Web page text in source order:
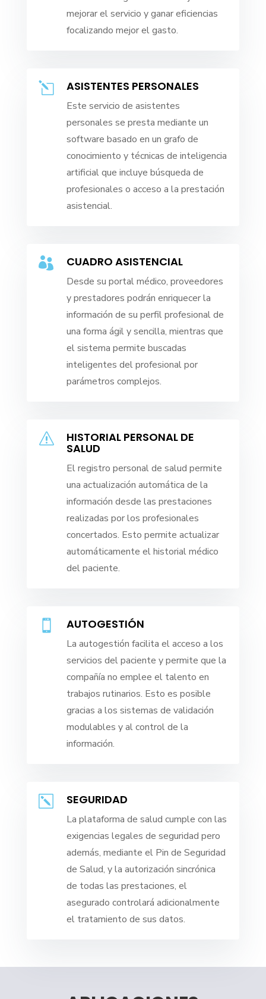
mejorar el servicio y ganar eficiencias
focalizando mejor el gasto.
l ASISTENTES PERSONALES
Este servicio de asistentes
personales se presta mediante un
software basado en un grafo de
conocimiento y técnicas de inteligencia
artificial que incluye búsqueda de
profesionales o acceso a la prestación
asistencial.
 CUADRO ASISTENCIAL
Desde su portal médico, proveedores
y prestadores podrán enriquecer la
información de su perfil profesional de
una forma ágil y sencilla, mientras que
el sistema permite buscadas
inteligentes del profesional por
parámetros complejos.
s HISTORIAL PERSONAL DE
SALUD
El registro personal de salud permite
una actualización automática de la
información desde las prestaciones
realizadas por los profesionales
concertados. Esto permite actualizar
automáticamente el historial médico
del paciente.
 AUTOGESTIÓN
La autogestión facilita el acceso a los
servicios del paciente y permite que la
compañía no emplee el talento en
trabajos rutinarios. Esto es posible
gracias a los sistemas de validación
modulables y al control de la
información.
k SEGURIDAD
La plataforma de salud cumple con las
exigencias legales de seguridad pero
además, mediante el Pin de Seguridad
de Salud, y la autorización sincrónica
de todas las prestaciones, el
asegurado controlará adicionalmente
el tratamiento de sus datos.